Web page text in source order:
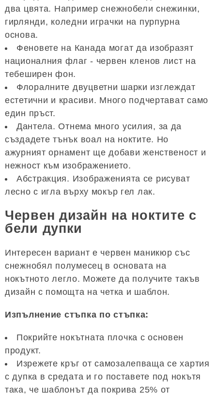
два цвята. Например снежнобели снежинки,
гирлянди, коледни играчки на пурпурна
основа.
Феновете на Канада могат да изобразят
националния флаг - червен кленов лист на
тебеширен фон.
Флоралните двуцветни шарки изглеждат
естетични и красиви. Много подчертават само
един пръст.
Дантела. Отнема много усилия, за да
създадете тънък воал на ноктите. Но
ажурният орнамент ще добави женственост и
нежност към изображението.
Абстракция. Изображенията се рисуват
лесно с игла върху мокър гел лак.
Червен дизайн на ноктите с
бели дупки
Интересен вариант е червен маникюр със
снежнобял полумесец в основата на
нокътното легло. Можете да получите такъв
дизайн с помощта на четка и шаблон.
Изпълнение стъпка по стъпка:
Покрийте нокътната плочка с основен
продукт.
Изрежете кръг от самозалепваща се хартия
с дупка в средата и го поставете под нокътя
така, че шаблонът да покрива 25% от